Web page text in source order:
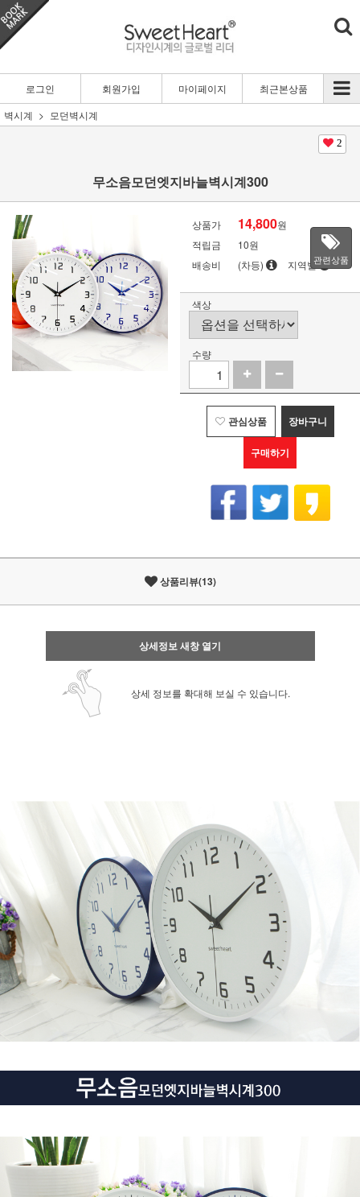
로그인 회원가입 마이페이지
최근본상품
벽시계
모던벽시계
2
무소음모던엣지바늘벽시계300
상품가 14,800원
적립금
10원
배송비
(차등) 지역별관련상품
색상
수량
관심상품 장바구니
구매하기
상품리뷰(13)
상세정보 새창 열기
상세 정보를 확대해 보실 수 있습니다.